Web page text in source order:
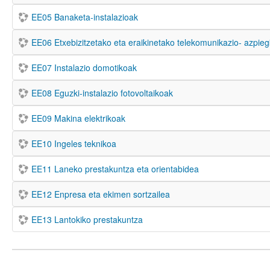
EE05 Banaketa-instalazioak
EE06 Etxebizitzetako eta eraikinetako telekomunikazio-
EE07 Instalazio domotikoak
EE08 Eguzki-instalazio fotovoltaikoak
EE09 Makina elektrikoak
EE10 Ingeles teknikoa
EE11 Laneko prestakuntza eta orientabidea
EE12 Enpresa eta ekimen sortzailea
EE13 Lantokiko prestakuntza